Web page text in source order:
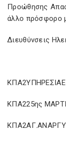
Προώθησης
άλλο πρόσφορο
Διευθύνσεις
ΚΠΑ225ης